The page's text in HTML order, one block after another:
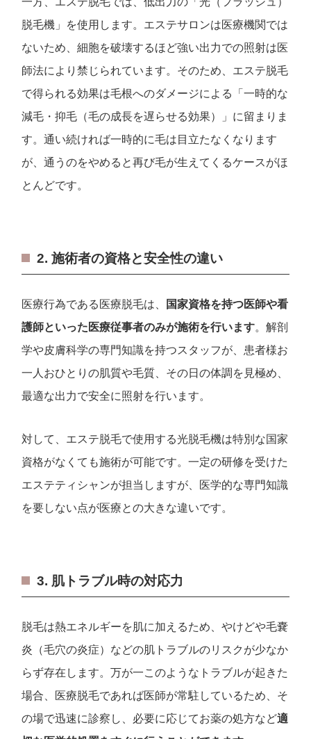
脱毛機」を使用します。エステサロンは医療機関では
ないため、細胞を破壊するほど強い出力での照射は医
師法により禁じられています。そのため、エステ脱毛
で得られる効果は毛根へのダメージによる「一時的な
減毛・抑毛（毛の成長を遅らせる効果）」に留まりま
す。通い続ければ一時的に毛は目立たなくなります
が、通うのをやめると再び毛が生えてくるケースがほ
とんどです。
2. 施術者の資格と安全性の違い
医療行為である医療脱毛は、
国家資格を持つ医師や看
護師といった医療従事者のみが施術を行います。解剖
学や皮膚科学の専門知識を持つスタッフが、患者様お
一人おひとりの肌質や毛質、その日の体調を見極め、
最適な出力で安全に照射を行います。
対して、エステ脱毛で使用する光脱毛機は特別な国家
資格がなくても施術が可能です。一定の研修を受けた
エステティシャンが担当しますが、医学的な専門知識
を要しない点が医療との大きな違いです。
3. 肌トラブル時の対応力
脱毛は熱エネルギーを肌に加えるため、やけどや毛嚢
炎（毛穴の炎症）などの肌トラブルのリスクが少なか
らず存在します。万が一このようなトラブルが起きた
場合、医療脱毛であれば医師が常駐しているため、そ
の場で迅速に診察し、必要に応じてお薬の処方など適